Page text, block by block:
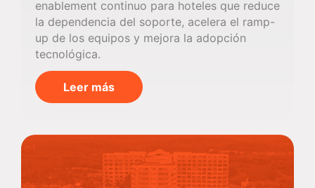
enablement continuo para hoteles que reduce
la dependencia del soporte, acelera el ramp-
up de los equipos y mejora la adopción
tecnológica.
Leer más